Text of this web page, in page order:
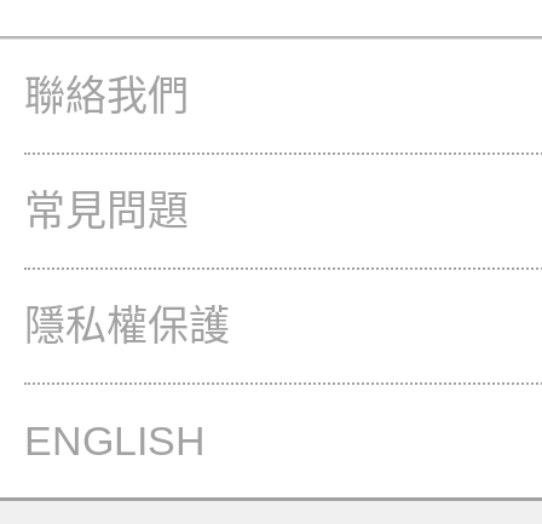
聯絡我們
常見問題
隱私權保護
ENGLISH